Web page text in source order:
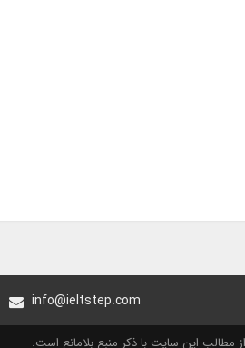
info@ieltstep.com
مطالب این سایت با ذکر منبع بلامانع است.